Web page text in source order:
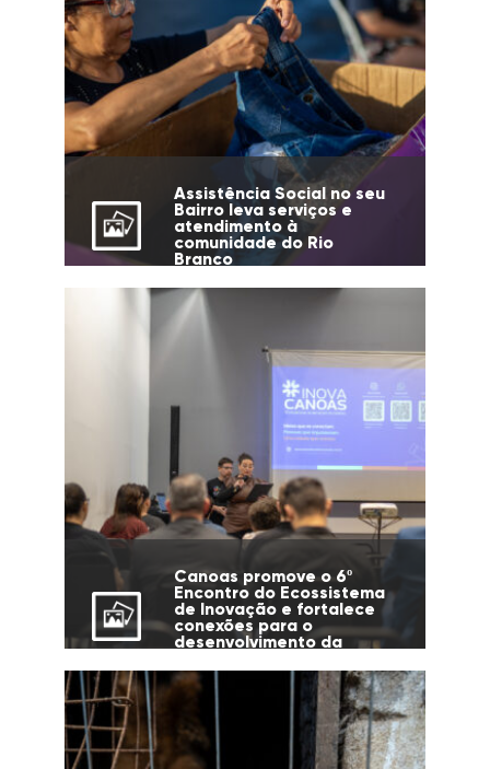
Assistência Social no seu
Bairro leva serviços e
atendimento à
comunidade do Rio
Branco
Canoas promove o 6º
Encontro do Ecossistema
de Inovação e fortalece
conexões para o
desenvolvimento da